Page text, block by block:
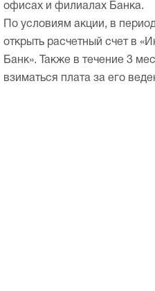
офисах и филиалах Банка.
По условиям акции, в
открыть расчетный счет в
Банк». Также в течение 3
взиматься плата за его